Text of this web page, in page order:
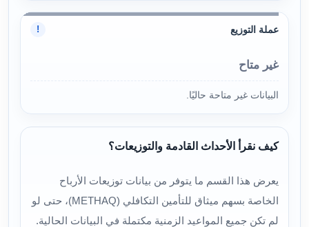
عملة التوزيع !
غير متاح
البيانات غير متاحة حاليًا.
كيف نقرأ الأحداث القادمة والتوزيعات؟
يعرض هذا القسم ما يتوفر من بيانات توزيعات الأرباح
الخاصة بسهم ميثاق للتأمين التكافلي (METHAQ)، حتى لو
لم تكن جميع المواعيد الزمنية مكتملة في البيانات الحالية.